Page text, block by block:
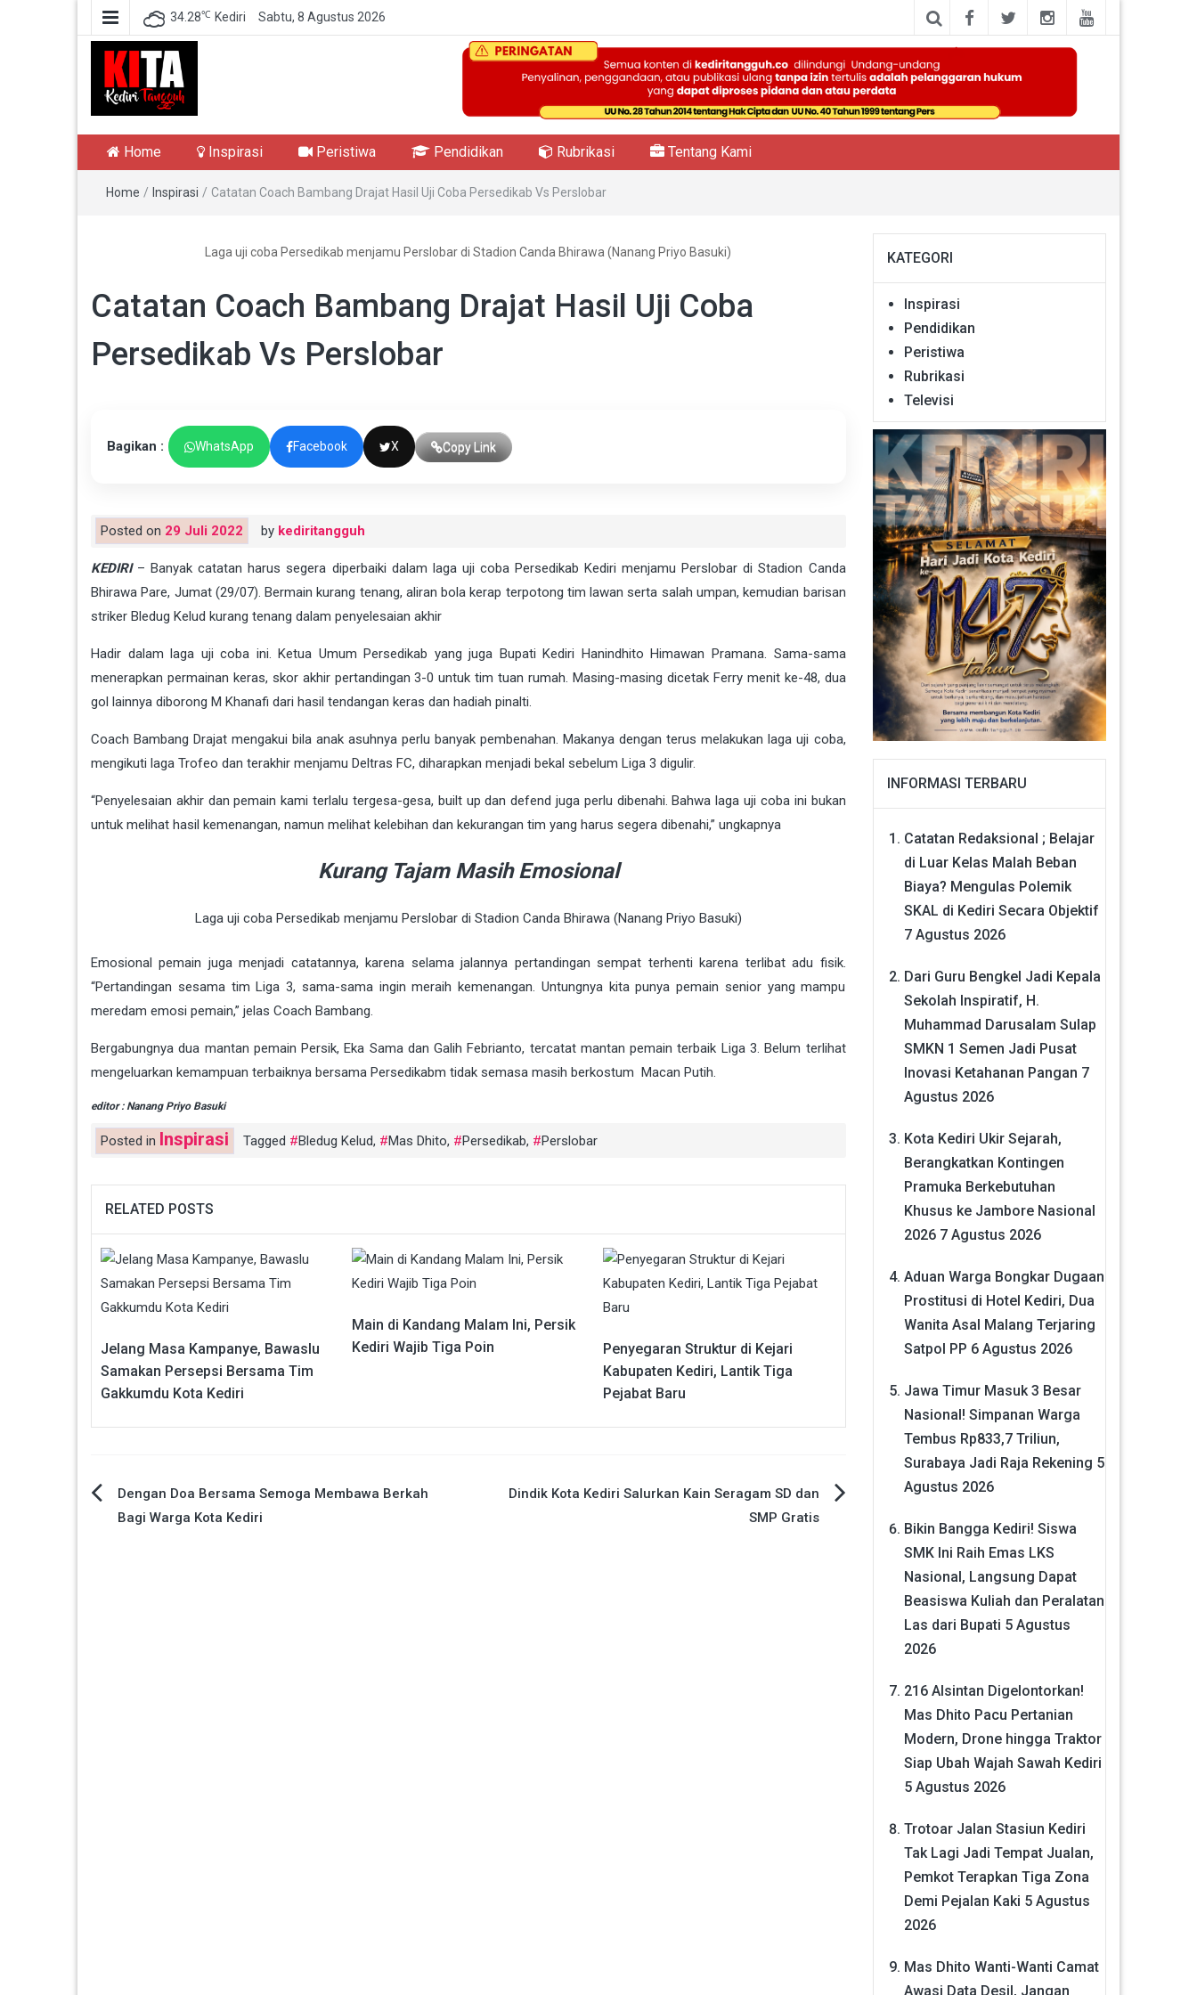
34.28℃ Kediri Sabtu, 8 Agustus 2026
Kediri Tangguh
Home Inspirasi Peristiwa Pendidikan Rubrikasi Tentang Kami
Home / Inspirasi / Catatan Coach Bambang Drajat Hasil Uji Coba Persedikab Vs Perslobar
Laga uji coba Persedikab menjamu Perslobar di Stadion Canda Bhirawa (Nanang Priyo Basuki)
Catatan Coach Bambang Drajat Hasil Uji Coba
Persedikab Vs Perslobar
Bagikan : WhatsApp Facebook X Copy Link
Posted on 29 Juli 2022 by kediritangguh
KEDIRI– Banyak catatan harus segera diperbaiki dalam laga uji coba Persedikab Kediri menjamu Perslobar di Stadion Canda
Bhirawa Pare, Jumat (29/07). Bermain kurang tenang, aliran bola kerap terpotong tim lawan serta salah umpan, kemudian barisan
striker Bledug Kelud kurang tenang dalam penyelesaian akhir
Hadir dalam laga uji coba ini. Ketua Umum Persedikab yang juga Bupati Kediri Hanindhito Himawan Pramana. Sama-sama
menerapkan permainan keras, skor akhir pertandingan 3-0 untuk tim tuan rumah. Masing-masing dicetak Ferry menit ke-48, dua
gol lainnya diborong M Khanafi dari hasil tendangan keras dan hadiah pinalti.
Coach Bambang Drajat mengakui bila anak asuhnya perlu banyak pembenahan. Makanya dengan terus melakukan laga uji coba,
mengikuti laga Trofeo dan terakhir menjamu Deltras FC, diharapkan menjadi bekal sebelum Liga 3 digulir.
“Penyelesaian akhir dan pemain kami terlalu tergesa-gesa, built up dan defend juga perlu dibenahi. Bahwa laga uji coba ini bukan
untuk melihat hasil kemenangan, namun melihat kelebihan dan kekurangan tim yang harus segera dibenahi,” ungkapnya
Kurang Tajam Masih Emosional
Laga uji coba Persedikab menjamu Perslobar di Stadion Canda Bhirawa (Nanang Priyo Basuki)
Emosional pemain juga menjadi catatannya, karena selama jalannya pertandingan sempat terhenti karena terlibat adu fisik.
“Pertandingan sesama tim Liga 3, sama-sama ingin meraih kemenangan. Untungnya kita punya pemain senior yang mampu
meredam emosi pemain,” jelas Coach Bambang.
Bergabungnya dua mantan pemain Persik, Eka Sama dan Galih Febrianto, tercatat mantan pemain terbaik Liga 3. Belum terlihat
mengeluarkan kemampuan terbaiknya bersama Persedikabm tidak semasa masih berkostum Macan Putih.
editor : Nanang Priyo Basuki
Posted in Inspirasi Tagged Bledug Kelud, Mas Dhito, Persedikab, Perslobar
RELATED POSTS
Jelang Masa Kampanye, Bawaslu
Samakan Persepsi Bersama Tim
Gakkumdu Kota Kediri
Main di Kandang Malam Ini, Persik
Kediri Wajib Tiga Poin
Penyegaran Struktur di Kejari
Kabupaten Kediri, Lantik Tiga
Pejabat Baru
Navigasi
Dengan Doa Bersama Semoga Membawa Berkah
Bagi Warga Kota Kediri
Dindik Kota Kediri Salurkan Kain Seragam SD dan
SMP Gratis
KATEGORI
Inspirasi
Pendidikan
Peristiwa
Rubrikasi
Televisi
INFORMASI TERBARU
Catatan Redaksional ; Belajar
di Luar Kelas Malah Beban
Biaya? Mengulas Polemik
SKAL di Kediri Secara Objektif
7 Agustus 2026
Dari Guru Bengkel Jadi Kepala
Sekolah Inspiratif, H.
Muhammad Darusalam Sulap
SMKN 1 Semen Jadi Pusat
Inovasi Ketahanan Pangan 7
Agustus 2026
Kota Kediri Ukir Sejarah,
Berangkatkan Kontingen
Pramuka Berkebutuhan
Khusus ke Jambore Nasional
2026 7 Agustus 2026
Aduan Warga Bongkar Dugaan
Prostitusi di Hotel Kediri, Dua
Wanita Asal Malang Terjaring
Satpol PP 6 Agustus 2026
Jawa Timur Masuk 3 Besar
Nasional! Simpanan Warga
Tembus Rp833,7 Triliun,
Surabaya Jadi Raja Rekening 5
Agustus 2026
Bikin Bangga Kediri! Siswa
SMK Ini Raih Emas LKS
Nasional, Langsung Dapat
Beasiswa Kuliah dan Peralatan
Las dari Bupati 5 Agustus
2026
216 Alsintan Digelontorkan!
Mas Dhito Pacu Pertanian
Modern, Drone hingga Traktor
Siap Ubah Wajah Sawah Kediri
5 Agustus 2026
Trotoar Jalan Stasiun Kediri
Tak Lagi Jadi Tempat Jualan,
Pemkot Terapkan Tiga Zona
Demi Pejalan Kaki 5 Agustus
2026
Mas Dhito Wanti-Wanti Camat
Awasi Data Desil, Jangan